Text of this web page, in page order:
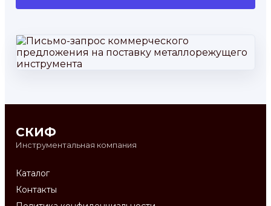
СКИФ
Инструментальная компания
Каталог
Контакты